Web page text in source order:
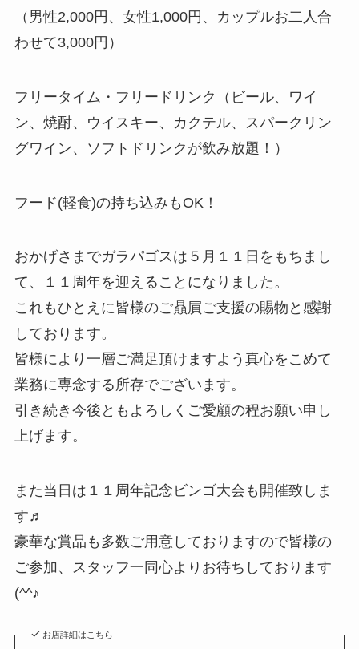
（男性2,000円、女性1,000円、カップルお二人合
わせて3,000円）
フリータイム・フリードリンク（ビール、ワイ
ン、焼酎、ウイスキー、カクテル、スパークリン
グワイン、ソフトドリンクが飲み放題！）
フード(軽食)の持ち込みもOK！
おかげさまでガラパゴスは５月１１日をもちまし
て、１１周年を迎えることになりました。
これもひとえに皆様のご贔屓ご支援の賜物と感謝
しております。
皆様により一層ご満足頂けますよう真心をこめて
業務に専念する所存でございます。
引き続き今後ともよろしくご愛顧の程お願い申し
上げます。
また当日は１１周年記念ビンゴ大会も開催致しま
す♬
豪華な賞品も多数ご用意しておりますので皆様の
ご参加、スタッフ一同心よりお待ちしております
(^^♪
お店詳細はこちら